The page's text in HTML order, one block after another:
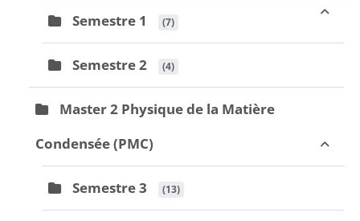
Semestre 1 (7)
Semestre 2 (4)
Master 2 Physique de la Matière
Condensée (PMC)
Semestre 3 (13)